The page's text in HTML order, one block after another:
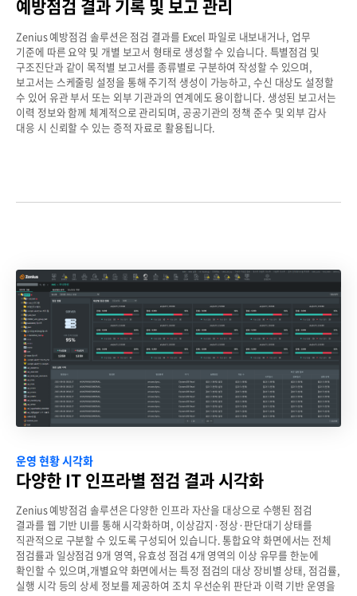
예방점검 결과 기록 및 보고 관리
Zenius 예방점검 솔루션은 점검 결과를 Excel 파일로 내보내거나, 업무
기준에 따른 요약 및 개별 보고서 형태로 생성할 수 있습니다. 특별점검 및
구조진단과 같이 목적별 보고서를 종류별로 구분하여 작성할 수 있으며,
보고서는 스케줄링 설정을 통해 주기적 생성이 가능하고, 수신 대상도 설정할
수 있어 유관 부서 또는 외부 기관과의 연계에도 용이합니다. 생성된 보고서는
이력 정보와 함께 체계적으로 관리되며, 공공기관의 정책 준수 및 외부 감사
대응 시 신뢰할 수 있는 증적 자료로 활용됩니다.
운영 현황 시각화
다양한 IT 인프라별 점검 결과 시각화
Zenius 예방점검 솔루션은 다양한 인프라 자산을 대상으로 수행된 점검
결과를 웹 기반 UI를 통해 시각화하며, 이상감지·정상·판단대기 상태를
직관적으로 구분할 수 있도록 구성되어 있습니다.통합요약 화면에서는 전체
점검률과 일상점검 9개 영역, 유효성 점검 4개 영역의 이상 유무를 한눈에
확인할 수 있으며,개별요약 화면에서는 특정 점검의 대상 장비별 상태, 점검률,
실행 시각 등의 상세 정보를 제공하여 조치 우선순위 판단과 이력 기반 운영을